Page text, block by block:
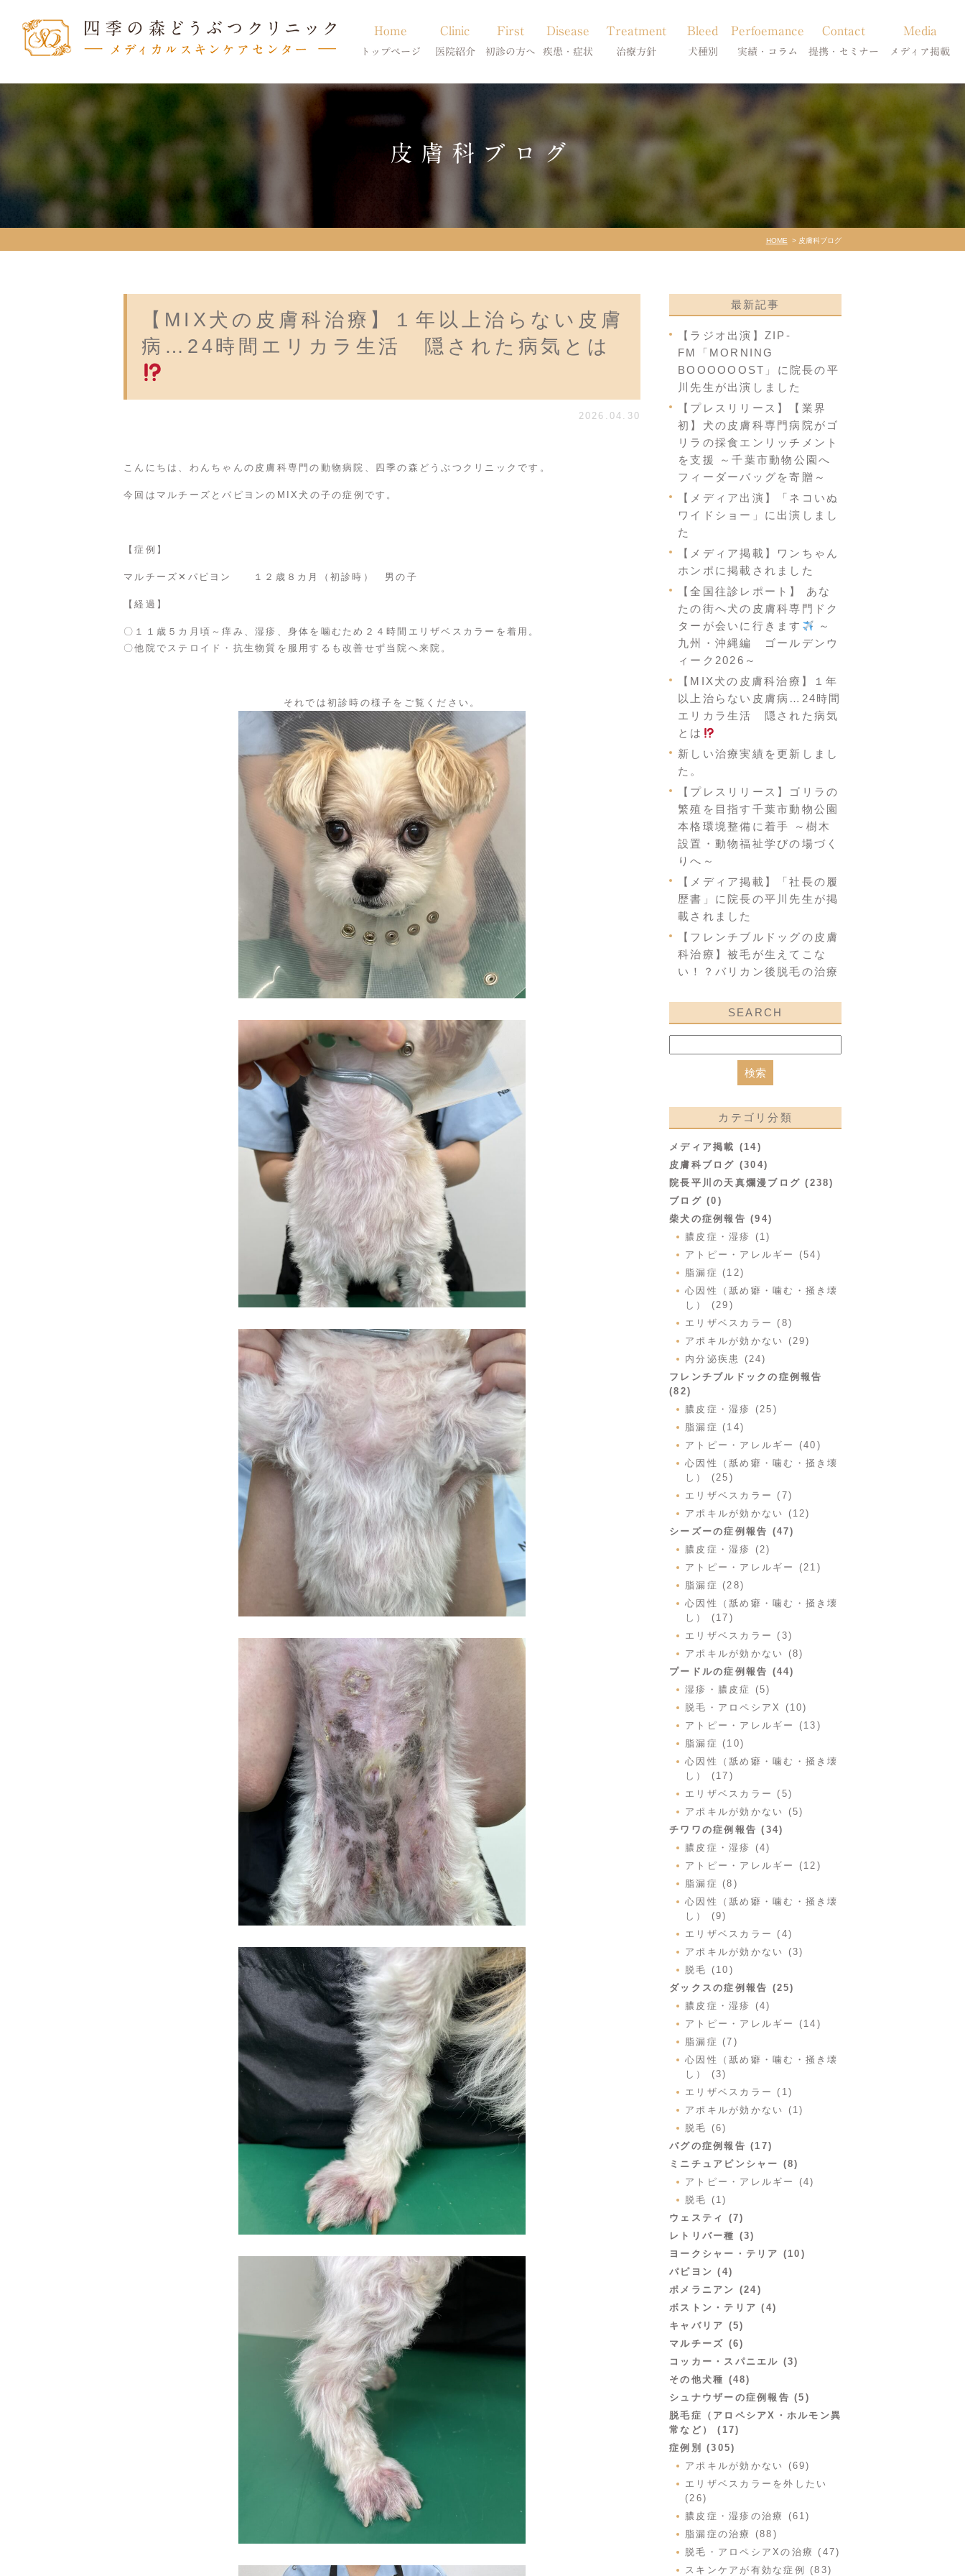
Home
トップページ
Clinic
医院紹介
当院のご紹介
獣医師紹介
First
初診の方へ
初診の方へ
Disease
疾患・症状
アトピー・アレルギー
膿皮症・脂漏症
脱毛症・アロペシアX
アポキルが効かない皮膚病
Treatment
治療方針
体質改善・食事療法
Bleed
犬種別
柴犬の皮膚病
シーズーの皮膚病
フレンチブルドッグの皮膚病
トイプードルの皮膚病
Perfoemance
実績・コラム
症状別
コラム「皮膚科のいろは」
Contact
提携・セミナー
診療提携・セミナー開催
Media
メディア掲載
皮膚科ブログ
HOME 皮膚科ブログ
【MIX犬の皮膚科治療】１年以上治らない皮膚
病…24時間エリカラ生活 隠された病気とは
2026.04.30
こんにちは、わんちゃんの皮膚科専門の動物病院、四季の森どうぶつクリニックです。
今回はマルチーズとパピヨンのMIX犬の子の症例です。
【症例】
マルチーズ✕パピヨン １２歳８カ月（初診時） 男の子
【経過】
〇１１歳５カ月頃～痒み、湿疹、身体を噛むため２４時間エリザベスカラーを着用。
〇他院でステロイド・抗生物質を服用するも改善せず当院へ来院。
それでは初診時の様子をご覧ください。
最新記事
【ラジオ出演】ZIP-
FM「MORNING
BOOOOOOST」に院長の平
川先生が出演しました
【プレスリリース】【業界
初】犬の皮膚科専門病院がゴ
リラの採食エンリッチメント
を支援 ～千葉市動物公園へ
フィーダーバッグを寄贈～
【メディア出演】「ネコいぬ
ワイドショー」に出演しまし
た
【メディア掲載】ワンちゃん
ホンポに掲載されました
【全国往診レポート】 あな
たの街へ犬の皮膚科専門ドク
ターが会いに行きます
～
九州・沖縄編 ゴールデンウ
ィーク2026～
【MIX犬の皮膚科治療】１年
以上治らない皮膚病…24時間
エリカラ生活 隠された病気
とは
新しい治療実績を更新しまし
た。
【プレスリリース】ゴリラの
繁殖を目指す千葉市動物公園
本格環境整備に着手 ～樹木
設置・動物福祉学びの場づく
りへ～
【メディア掲載】「社長の履
歴書」に院長の平川先生が掲
載されました
【フレンチブルドッグの皮膚
科治療】被毛が生えてこな
い！？バリカン後脱毛の治療
SEARCH
カテゴリ分類
メディア掲載 (14)
皮膚科ブログ (304)
院長平川の天真爛漫ブログ (238)
ブログ (0)
柴犬の症例報告 (94)
膿皮症・湿疹 (1)
アトピー・アレルギー (54)
脂漏症 (12)
心因性（舐め癖・噛む・掻き壊
し） (29)
エリザベスカラー (8)
アポキルが効かない (29)
内分泌疾患 (24)
フレンチブルドックの症例報告
(82)
膿皮症・湿疹 (25)
脂漏症 (14)
アトピー・アレルギー (40)
心因性（舐め癖・噛む・掻き壊
し） (25)
エリザベスカラー (7)
アポキルが効かない (12)
シーズーの症例報告 (47)
膿皮症・湿疹 (2)
アトピー・アレルギー (21)
脂漏症 (28)
心因性（舐め癖・噛む・掻き壊
し） (17)
エリザベスカラー (3)
アポキルが効かない (8)
プードルの症例報告 (44)
湿疹・膿皮症 (5)
脱毛・アロペシアX (10)
アトピー・アレルギー (13)
脂漏症 (10)
心因性（舐め癖・噛む・掻き壊
し） (17)
エリザベスカラー (5)
アポキルが効かない (5)
チワワの症例報告 (34)
膿皮症・湿疹 (4)
アトピー・アレルギー (12)
脂漏症 (8)
心因性（舐め癖・噛む・掻き壊
し） (9)
エリザベスカラー (4)
アポキルが効かない (3)
脱毛 (10)
ダックスの症例報告 (25)
膿皮症・湿疹 (4)
アトピー・アレルギー (14)
脂漏症 (7)
心因性（舐め癖・噛む・掻き壊
し） (3)
エリザベスカラー (1)
アポキルが効かない (1)
脱毛 (6)
パグの症例報告 (17)
ミニチュアピンシャー (8)
アトピー・アレルギー (4)
脱毛 (1)
ウェスティ (7)
レトリバー種 (3)
ヨークシャー・テリア (10)
パピヨン (4)
ポメラニアン (24)
ボストン・テリア (4)
キャバリア (5)
マルチーズ (6)
コッカー・スパニエル (3)
その他犬種 (48)
シュナウザーの症例報告 (5)
脱毛症（アロペシアX・ホルモン異
常など） (17)
症例別 (305)
アポキルが効かない (69)
エリザベスカラーを外したい
(26)
膿皮症・湿疹の治療 (61)
脂漏症の治療 (88)
脱毛・アロペシアXの治療 (47)
スキンケアが有効な症例 (83)